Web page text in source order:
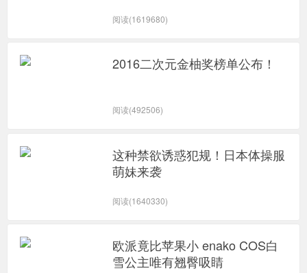
阅读(1619680)
2016二次元金柚奖榜单公布！
阅读(492506)
这种禁欲诱惑犯规！日本体操服
萌妹来袭
阅读(1640330)
欧派竟比苹果小 enako COS白
雪公主唯有翘臀吸睛